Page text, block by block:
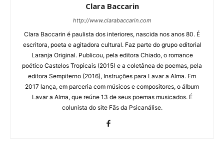
Clara Baccarin
http://www.clarabaccarin.com
Clara Baccarin é paulista dos interiores, nascida nos anos 80. É
escritora, poeta e agitadora cultural. Faz parte do grupo editorial
Laranja Original. Publicou, pela editora Chiado, o romance
poético Castelos Tropicais (2015) e a coletânea de poemas, pela
editora Sempiterno (2016), Instruções para Lavar a Alma. Em
2017 lança, em parceria com músicos e compositores, o álbum
Lavar a Alma, que reúne 13 de seus poemas musicados. É
colunista do site Fãs da Psicanálise.